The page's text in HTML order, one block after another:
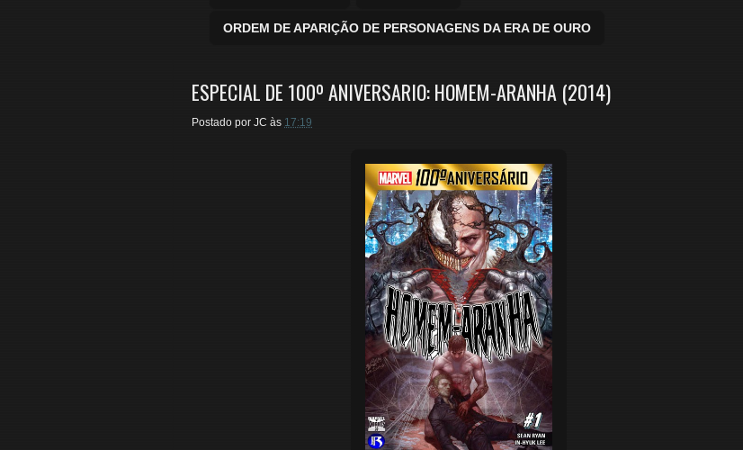
ORDEM DE APARIÇÃO DE PERSONAGENS DA ERA DE OURO
ESPECIAL DE 100º ANIVERSARIO: HOMEM-ARANHA (2014)
Postado por JC às 17:19